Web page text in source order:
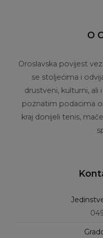
O
Oroslavska povijest
se stoljećima i
drustveni, kulturni, ali
poznatim podacima
kraj donijeli tenis,